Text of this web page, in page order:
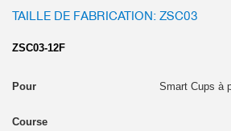
TAILLE DE FABRICATION: ZSC03
ZSC03-12F
Smart Cups à